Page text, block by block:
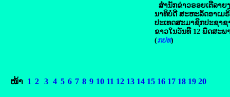
ສໍານັກຂ່າວຣອຍເຕີລາຍ
ນາທິບໍດີ ສະຫະລັດອາເມ
ປະເທດສະມາຊິກປະຊາຊ
ຂາວໃນວັນທີ 12 ພຶດສະພ
(ກປທ)
ໜ້າ 1 2 3 4 5 6 7 8 9 10 11 12 13 14 15 16 17 18 19 20